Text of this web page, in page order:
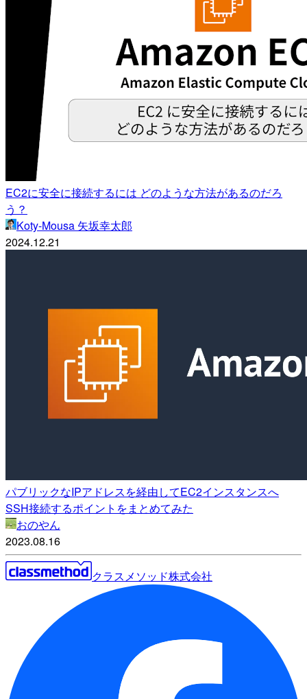
EC2に安全に接続するには どのような方法があるのだろ
う？
Koty-Mousa 矢坂幸太郎
2024.12.21
パブリックなIPアドレスを経由してEC2インスタンスへ
SSH接続するポイントをまとめてみた
おのやん
2023.08.16
クラスメソッド株式会社